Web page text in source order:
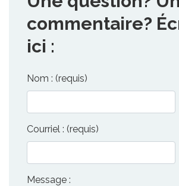
commentaire?
ici :
Nom : (requis)
Courriel : (requis)
Message :